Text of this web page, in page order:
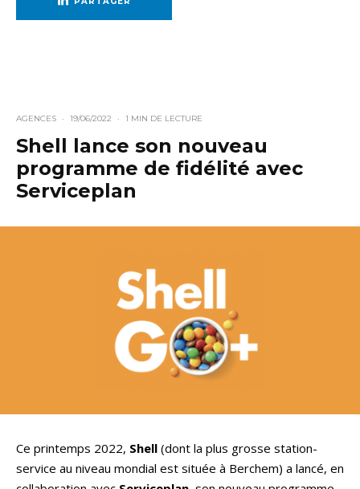
AGENCES · 19/06/2022 · 1 MIN DE LECTURE
Shell lance son nouveau
programme de fidélité avec
Serviceplan
Ce printemps 2022, Shell (dont la plus grosse station-
service au niveau mondial est située à Berchem) a lancé, en